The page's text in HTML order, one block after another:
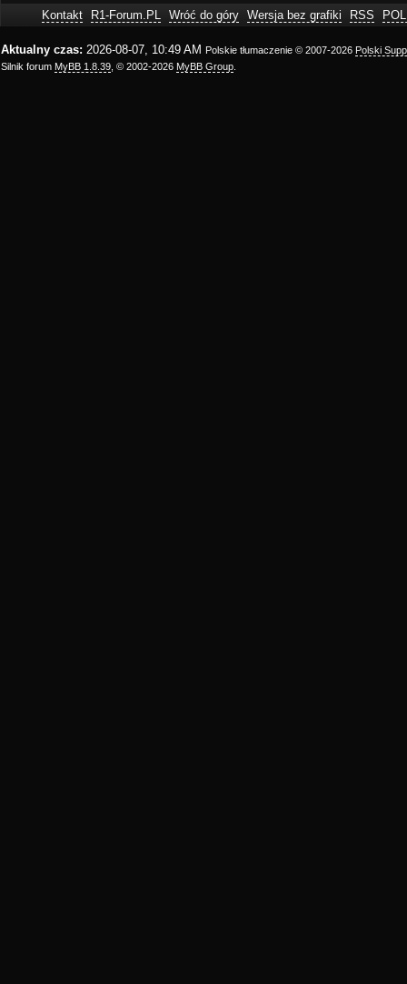
Kontakt R1-Forum.PL Wróć do góry Wersja bez grafiki RSS
Aktualny czas: 2026-08-07, 10:49 AM Polskie tłumaczenie © 2007-2026 Polski
Silnik forum MyBB 1.8.39 , © 2002-2026 MyBB Group